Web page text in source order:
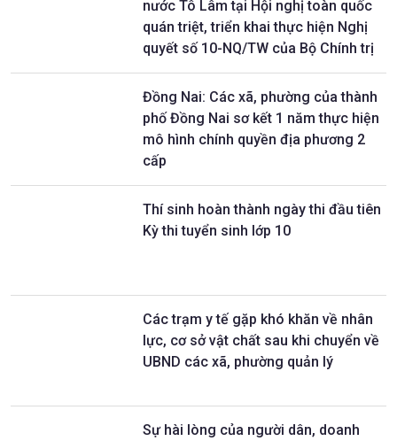
nước Tô Lâm tại Hội nghị toàn quốc
quán triệt, triển khai thực hiện Nghị
quyết số 10-NQ/TW của Bộ Chính trị
Đồng Nai: Các xã, phường của thành
phố Đồng Nai sơ kết 1 năm thực hiện
mô hình chính quyền địa phương 2
cấp
Thí sinh hoàn thành ngày thi đầu tiên
Kỳ thi tuyển sinh lớp 10
Các trạm y tế gặp khó khăn về nhân
lực, cơ sở vật chất sau khi chuyển về
UBND các xã, phường quản lý
Sự hài lòng của người dân, doanh